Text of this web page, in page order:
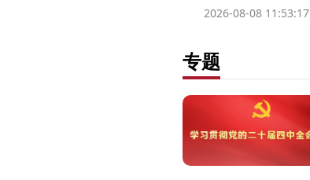
2026-08-08 11:53:17
专题